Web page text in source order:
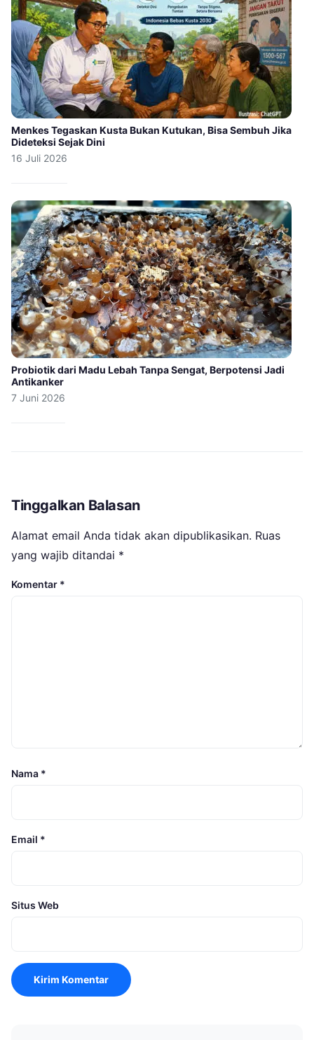
Menkes Tegaskan Kusta Bukan Kutukan, Bisa Sembuh Jika
Dideteksi Sejak Dini
16 Juli 2026
Probiotik dari Madu Lebah Tanpa Sengat, Berpotensi Jadi
Antikanker
7 Juni 2026
Tinggalkan Balasan
Alamat email Anda tidak akan dipublikasikan. Ruas
yang wajib ditandai *
Komentar *
Nama *
Email *
Situs Web